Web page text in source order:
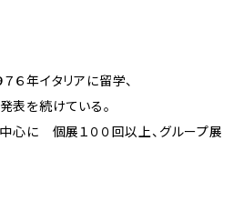
６年イタリアに留学、
表を続けている。
中心に 個展１００回以上、グループ展